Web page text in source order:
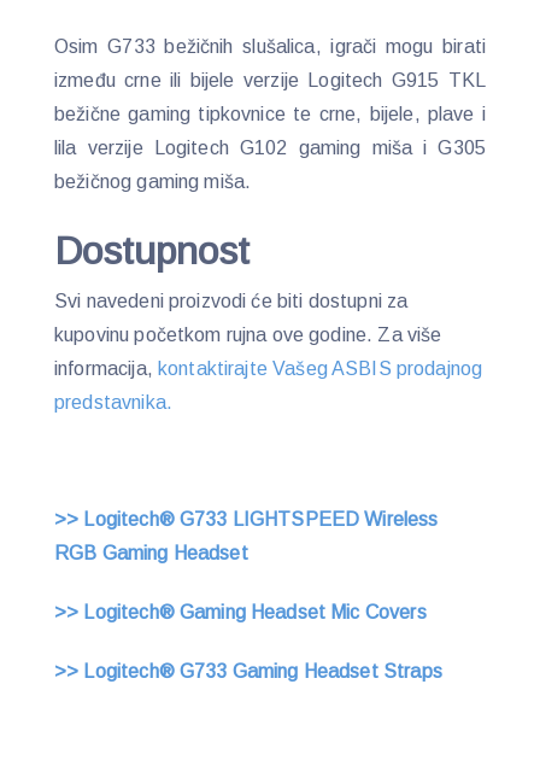
Osim G733 bežičnih slušalica, igrači mogu birati
između crne ili bijele verzije Logitech G915 TKL
bežične gaming tipkovnice te crne, bijele, plave i
lila verzije Logitech G102 gaming miša i G305
bežičnog gaming miša.
Dostupnost
Svi navedeni proizvodi će biti dostupni za
kupovinu početkom rujna ove godine. Za više
informacija, kontaktirajte Vašeg ASBIS prodajnog
predstavnika.
>> Logitech® G733 LIGHTSPEED Wireless
RGB Gaming Headset
>> Logitech® Gaming Headset Mic Covers
>> Logitech® G733 Gaming Headset Straps